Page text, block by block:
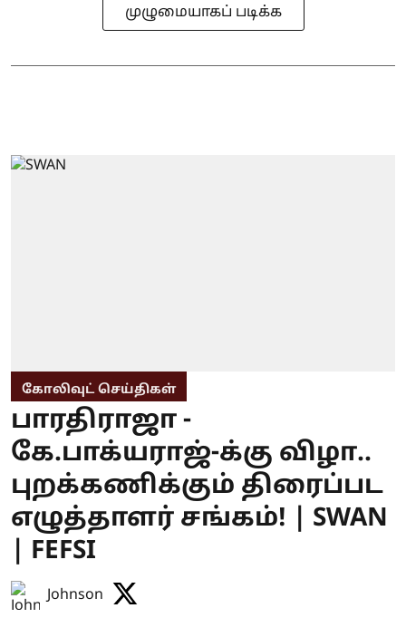
முழுமையாகப் படிக்க
கோலிவுட் செய்திகள்
பாரதிராஜா -
கே.பாக்யராஜ்-க்கு விழா..
புறக்கணிக்கும் திரைப்பட
எழுத்தாளர் சங்கம்! | SWAN
| FEFSI
Johnson